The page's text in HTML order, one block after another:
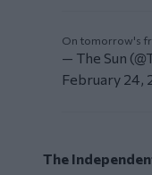
On tomorrow's
— The Sun
February 24,
The